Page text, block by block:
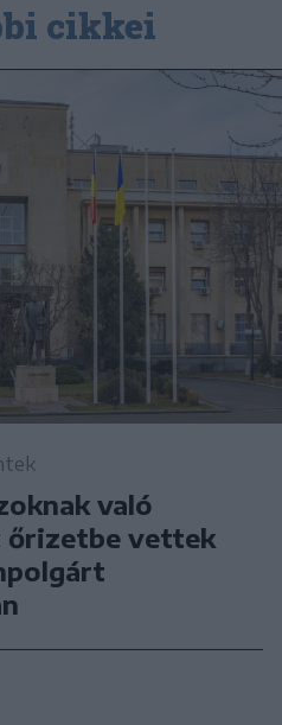
cikkei
való
őrizetbe vettek